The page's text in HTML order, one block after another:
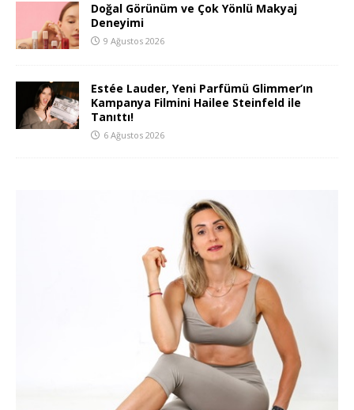
Doğal Görünüm ve Çok Yönlü Makyaj
Deneyimi
9 Ağustos 2026
Estée Lauder, Yeni Parfümü Glimmer’ın
Kampanya Filmini Hailee Steinfeld ile
Tanıttı!
6 Ağustos 2026